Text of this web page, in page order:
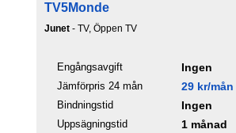
TV5Monde
Junet - TV, Öppen TV
Engångsavgift Ingen
Jämförpris 24 mån 29 kr/mån
Bindningstid Ingen
Uppsägningstid 1 månad